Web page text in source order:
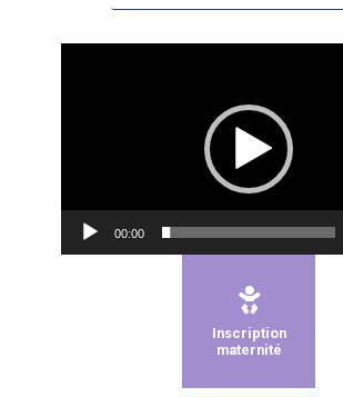
00:00
Inscription
maternité